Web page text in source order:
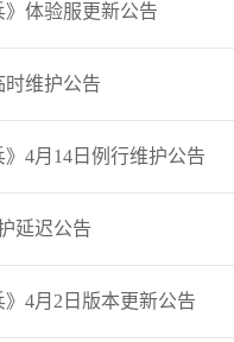
》体验服更新公告
时维护公告
》4月14日例行维护公告
延迟公告
》4月2日版本更新公告